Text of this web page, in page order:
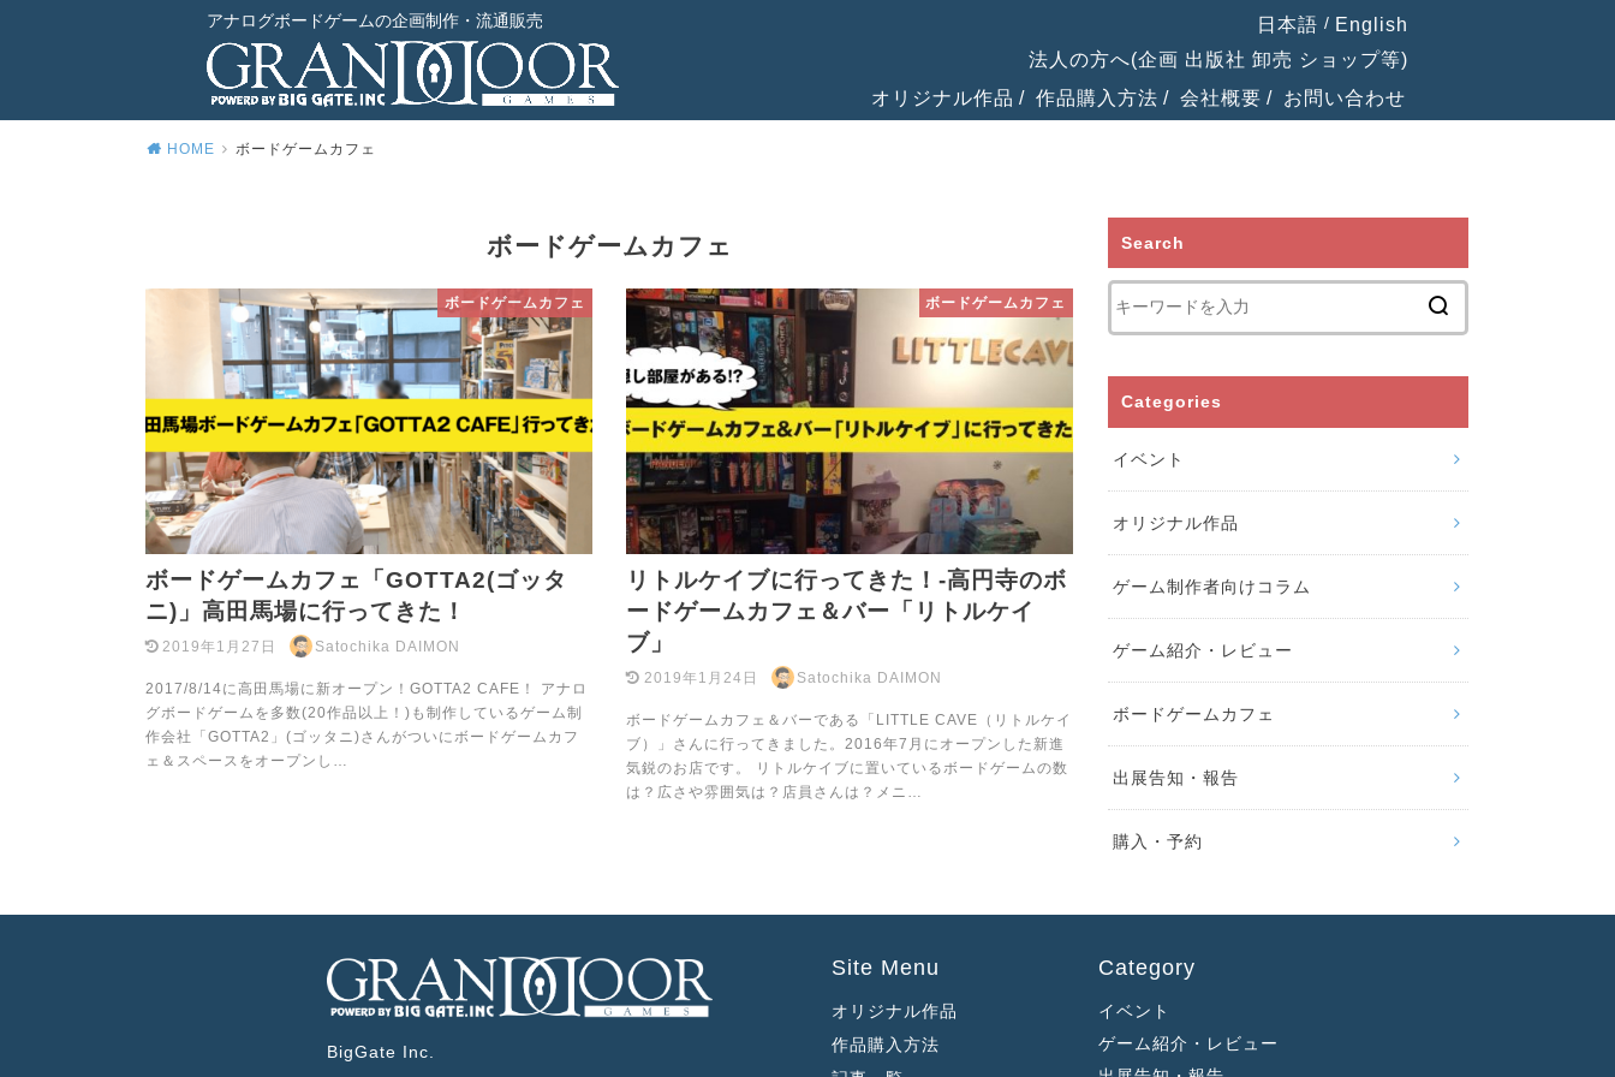
アナログボードゲームの企画制作・流通販売 日本語 English
法人の方へ(企画 出版社 卸売 ショップ等)
オリジナル作品
作品購入方法 会社概要 お問い合わせ
HOME ボードゲームカフェ
ボードゲームカフェ
ボードゲームカフェ
ボードゲームカフェ「GOTTA2(ゴッタ
ニ)」高田馬場に行ってきた！
2019年1月27日 Satochika DAIMON
2017/8/14に高田馬場に新オープン！GOTTA2 CAFE！ アナロ
グボードゲームを多数(20作品以上！)も制作しているゲーム制
作会社「GOTTA2」(ゴッタニ)さんがついにボードゲームカフ
ェ＆スペースをオープンし…
ボードゲームカフェ
リトルケイブに行ってきた！-高円寺のボ
ードゲームカフェ＆バー「リトルケイ
ブ」
2019年1月24日 Satochika DAIMON
ボードゲームカフェ＆バーである「LITTLE CAVE（リトルケイ
ブ）」さんに行ってきました。2016年7月にオープンした新進
気鋭のお店です。 リトルケイブに置いているボードゲームの数
は？広さや雰囲気は？店員さんは？メニ…
Search
Categories
イベント
オリジナル作品
ゲーム制作者向けコラム
ゲーム紹介・レビュー
ボードゲームカフェ
出展告知・報告
購入・予約
BigGate Inc.
Site Menu
オリジナル作品
作品購入方法
Category
イベント
ゲーム紹介・レビュー